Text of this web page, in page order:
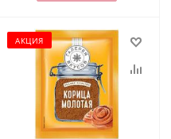
АКЦИЯ